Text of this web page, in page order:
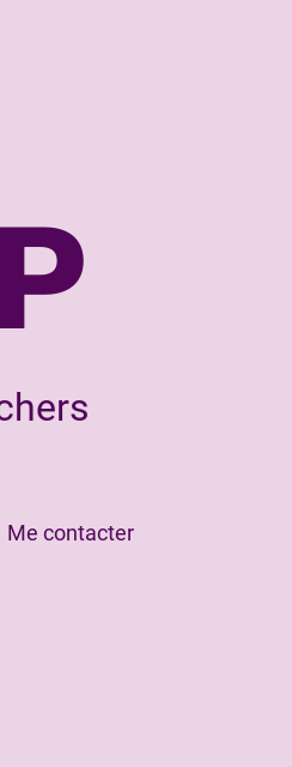
Me contacter